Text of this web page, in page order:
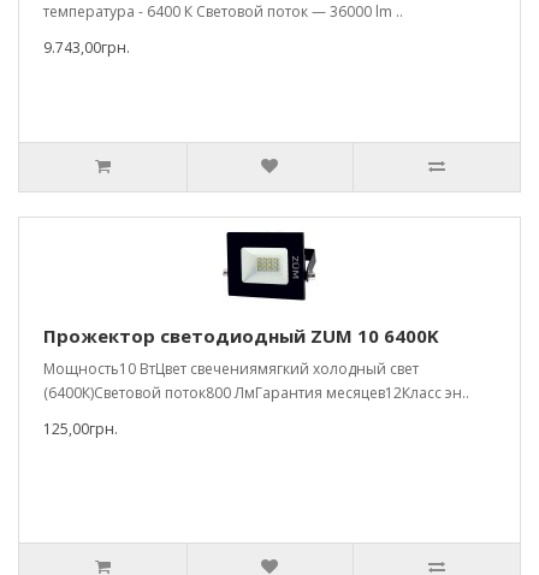
температура - 6400 К Световой поток — 36000 lm ..
9.743,00грн.
Прожектор светодиодный ZUM 10 6400K
Мощность10 ВтЦвет свечениямягкий холодный свет
(6400К)Световой поток800 ЛмГарантия месяцев12Класс эн..
125,00грн.